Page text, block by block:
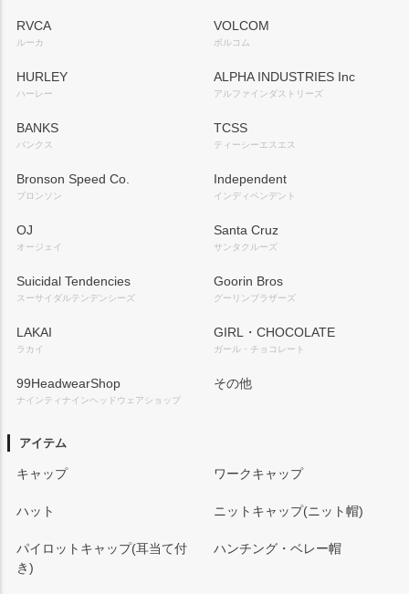
RVCA
ルーカ
VOLCOM
ボルコム
HURLEY
ハーレー
ALPHA INDUSTRIES Inc
アルファインダストリーズ
BANKS
バンクス
TCSS
ティーシーエスエス
Bronson Speed Co.
ブロンソン
Independent
インディペンデント
OJ
オージェイ
Santa Cruz
サンタクルーズ
Suicidal Tendencies
スーサイダルテンデンシーズ
Goorin Bros
グーリンブラザーズ
LAKAI
ラカイ
GIRL・CHOCOLATE
ガール・チョコレート
99HeadwearShop
ナインティナインヘッドウェアショップ
その他
アイテム
キャップ ワークキャップ
ハット ニットキャップ(ニット帽)
パイロットキャップ(耳当て付
き)
ハンチング・ベレー帽